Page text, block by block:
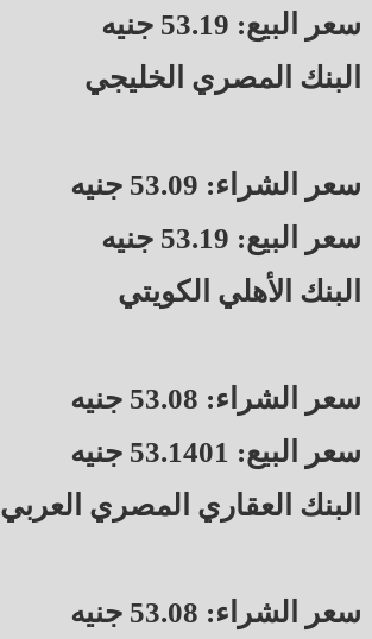
سعر البيع: 53.19 جنيه
البنك المصري الخليجي
سعر الشراء: 53.09 جنيه
سعر البيع: 53.19 جنيه
البنك الأهلي الكويتي
سعر الشراء: 53.08 جنيه
سعر البيع: 53.1401 جنيه
البنك العقاري المصري العربي
سعر الشراء: 53.08 جنيه